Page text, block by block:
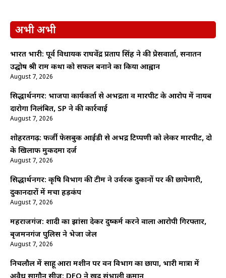
अभी अभी
भारत भारी: पूर्व विधायक राघवेंद्र प्रताप सिंह ने की प्रेसवार्ता, सनातन
उद्घोष श्री राम कथा को सफल बनाने का किया आह्वान
August 7, 2026
सिद्धार्थनगर: भाजपा कार्यकर्ता से अभद्रता व मारपीट के आरोप में नायब
दारोगा निलंबित, SP ने की कार्रवाई
August 7, 2026
शोहरतगढ़: फर्जी फेसबुक आईडी से अभद्र टिप्पणी को लेकर मारपीट, दो
के खिलाफ मुकदमा दर्ज
August 7, 2026
सिद्धार्थनगर: कृषि विभाग की टीम ने उर्वरक दुकानों पर की छापेमारी,
दुकानदारों में मचा हड़कंप
August 7, 2026
महराजगंज: शादी का झांसा देकर दुष्कर्म करने वाला आरोपी गिरफ्तार,
बृजमनगंज पुलिस ने भेजा जेल
August 7, 2026
निचलौल में साहू आरा मशीन पर वन विभाग का छापा, भारी मात्रा में